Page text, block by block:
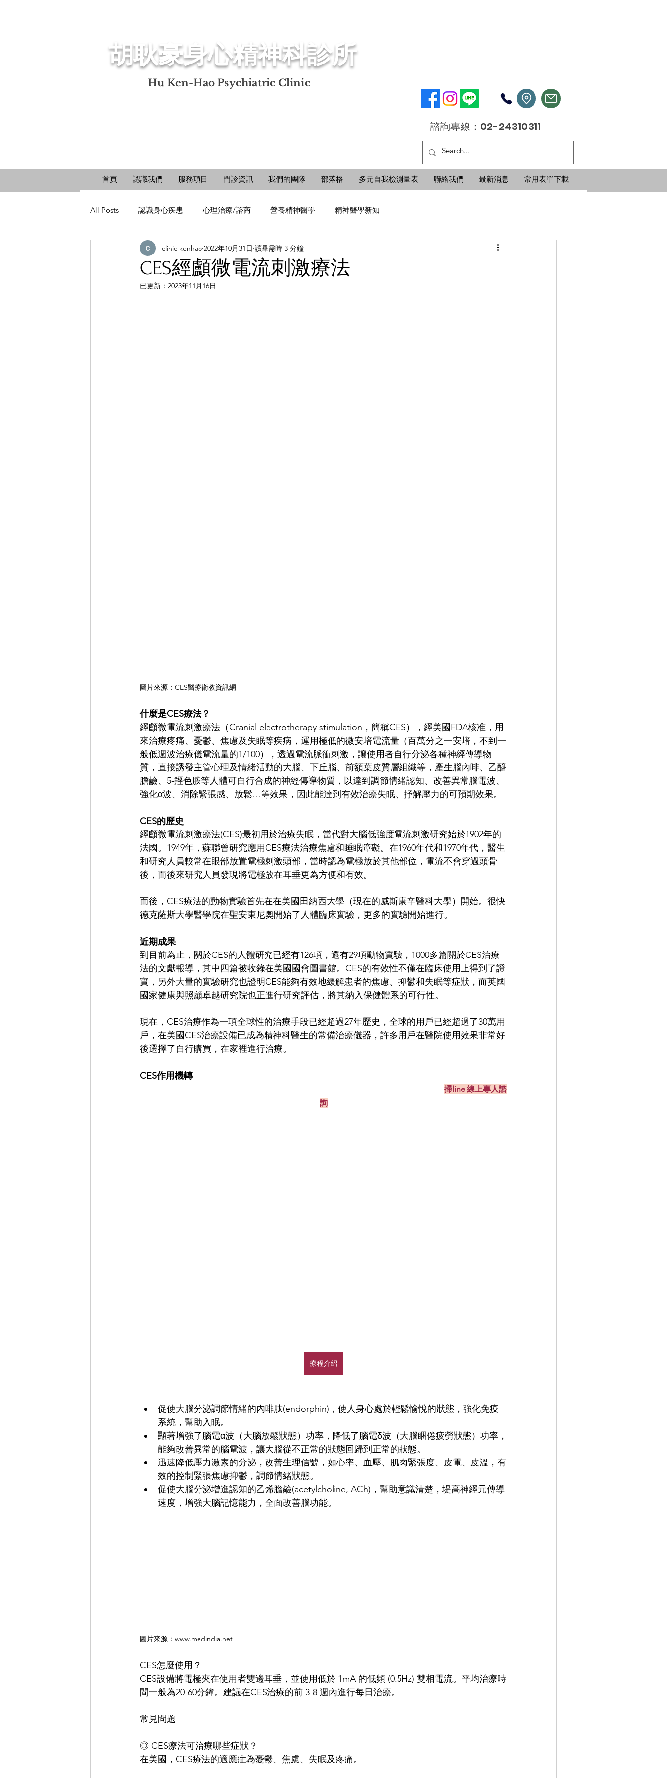
​胡耿豪身心精神科診所
​Hu Ken-Hao Psychiatric Clinic
諮詢專線：02-24310311
首頁 認識我們 服務項目 門診資訊 我們的團隊 部落格 多元自我檢測量表 聯絡我們 最新消息 常用表單下載
All Posts 認識身心疾患 心理治療/諮商 營養精神醫學 精神醫學新知
CES經顱微電流刺激療法
clinic kenhao 2022年10月31日 讀畢需時 3 分鐘
已更新： 2023年11月16日
圖片來源：CES醫療衛教資訊網
什麼是CES療法？
經顱微電流刺激療法（Cranial electrotherapy stimulation，簡稱CES），經美國FDA核准，用
來治療疼痛、憂鬱、焦慮及失眠等疾病，運用極低的微安培電流量（百萬分之一安培，不到一
般低週波治療儀電流量的1/100），透過電流脈衝刺激，讓使用者自行分泌各種神經傳導物
質，直接誘發主管心理及情緒活動的大腦、下丘腦、前額葉皮質層組織等，產生腦內啡、乙醯
膽鹼、5-羥色胺等人體可自行合成的神經傳導物質，以達到調節情緒認知、改善異常腦電波、
強化α波、消除緊張感、放鬆…等效果，因此能達到有效治療失眠、抒解壓力的可預期效果。
CES的歷史
經顱微電流刺激療法(CES)最初用於治療失眠， 當代對大腦低強度電流刺激研究始於1902年的
法國。1949年，蘇聯曾研究應用CES療法治療焦慮和睡眠障礙。在1960年代和1970年代，醫生
和研究人員較常在眼部放置電極刺激頭部，當時認為電極放於其他部位，電流不會穿過頭骨
後，而後來研究人員發現將電極放在耳垂更為方便和有效。
而後，CES療法的動物實驗首先在在美國田納西大學（現在的威斯康辛醫科大學）開始。很快
德克薩斯大學醫學院在聖安東尼奧開始了人體臨床實驗，更多的實驗開始進行。
近期成果
到目前為止，關於CES的人體研究已經有126項，還有29項動物實驗，1000多篇關於CES治療
法的文獻報導，其中四篇被收錄在美國國會圖書館。CES的有效性不僅在臨床使用上得到了證
實，另外大量的實驗研究也證明CES能夠有效地緩解患者的焦慮、抑鬱和失眠等症狀，而英國
國家健康與照顧卓越研究院也正進行研究評估，將其納入保健體系的可行性。
現在，CES治療作為一項全球性的治療手段已經超過27年歷史，全球的用戶已經超過了30萬用
戶，在美國CES治療設備已成為精神科醫生的常備治療儀器，許多用戶在醫院使用效果非常好
後選擇了自行購買，在家裡進行治療。
CES作用機轉
掃line 線上專人諮
詢
療程介紹
促使大腦分泌調節情緒的內啡肽(endorphin)，使人身心處於輕鬆愉悅的狀態，強化免疫
系統，幫助入眠。
顯著增強了腦電α波（大腦放鬆狀態）功率，降低了腦電δ波（大腦睏倦疲勞狀態）功率，
能夠改善異常的腦電波，讓大腦從不正常的狀態回歸到正常的狀態。
迅速降低壓力激素的分泌，改善生理信號，如心率、血壓、肌肉緊張度、皮電、皮溫，有
效的控制緊張焦慮抑鬱，調節情緒狀態。
促使大腦分泌增進認知的乙烯膽鹼(acetylcholine, ACh)，幫助意識清楚，堤高神經元傳導
速度，增強大腦記憶能力，全面改善腦功能。
圖片來源：www.medindia.net
CES怎麼使用？
CES設備將電極夾在使用者雙邊耳垂，並使用低於 1mA 的低頻 (0.5Hz) 雙相電流。平均治療時
間一般為20-60分鐘。建議在CES治療的前 3-8 週內進行每日治療。
常見問題
◎ CES療法可治療哪些症狀？
在美國，CES療法的適應症為憂鬱、焦慮、失眠及疼痛。